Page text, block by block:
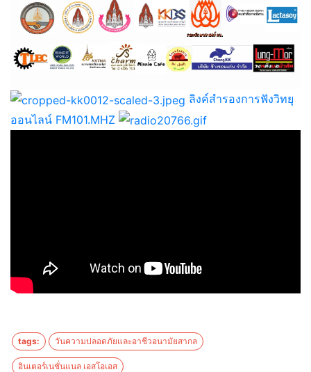
ลิงค์สำรองการฟังวิทยุ
ออนไลน์ FM101.MHZ
tags: วันความปลอดภัยและอาชีวอนามัยสากล
อินเตอร์เนชั่นแนล เอสโอเอส